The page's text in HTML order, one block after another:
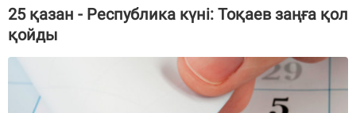
25 қазан - Республика күні: Тоқаев заңға қол
қойды